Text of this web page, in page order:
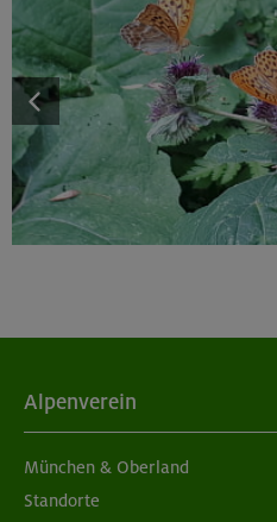
Alpenverein
München & Oberland
Standorte